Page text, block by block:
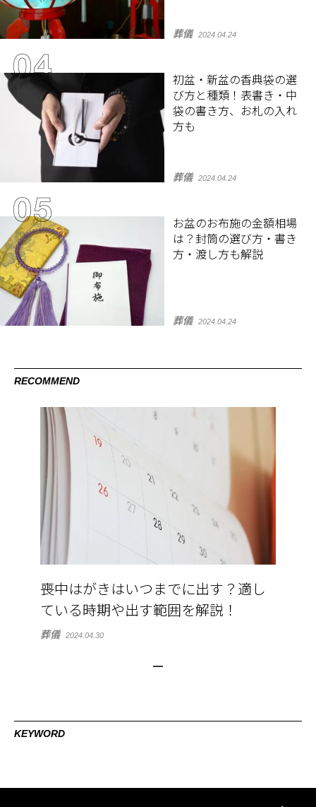
葬儀 2024.04.24
初盆・新盆の香典袋の選
び方と種類！表書き・中
袋の書き方、お札の入れ
方も
葬儀 2024.04.24
お盆のお布施の金額相場
は？封筒の選び方・書き
方・渡し方も解説
葬儀 2024.04.24
RECOMMEND
喪中はがきはいつまでに出す？適し
ている時期や出す範囲を解説！
葬儀 2024.04.30
KEYWORD